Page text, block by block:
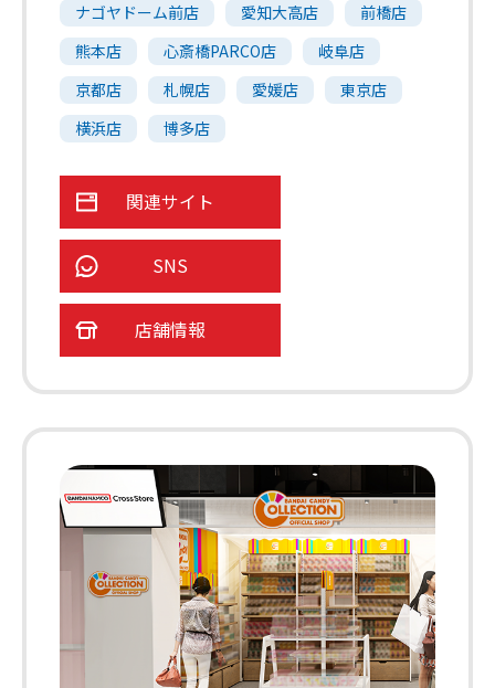
ナゴヤドーム前店
愛知大高店
前橋店
熊本店
心斎橋PARCO店
岐阜店
京都店
札幌店 愛媛店
東京店
横浜店
博多店
関連サイト
SNS
店舗情報